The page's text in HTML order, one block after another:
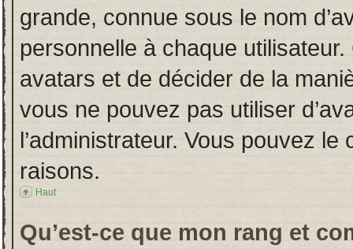
grande, connue sous le nom
personnelle à chaque utilisateur.
avatars et de décider de la
vous ne pouvez pas utiliser
l’administrateur. Vous pouvez
raisons.
Haut
Qu’est-ce que mon rang et